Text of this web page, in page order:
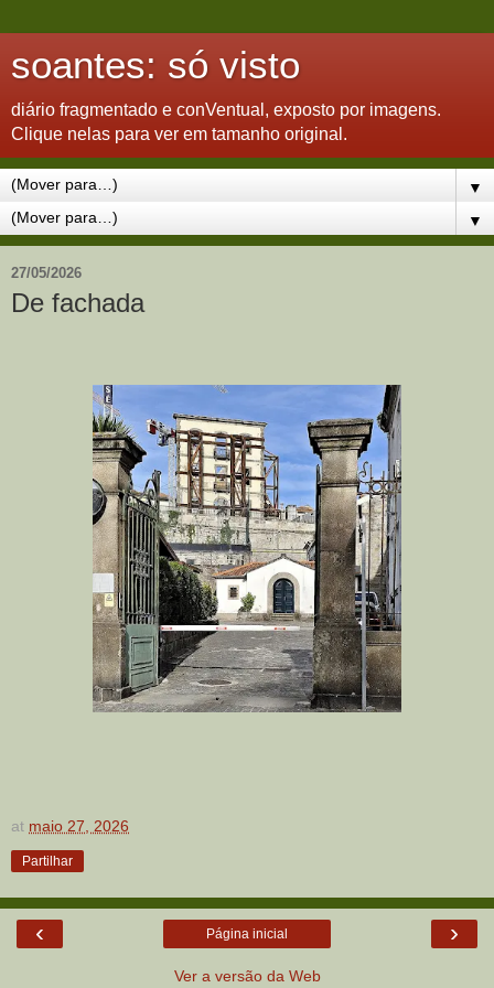
soantes: só visto
diário fragmentado e conVentual, exposto por imagens.
Clique nelas para ver em tamanho original.
▼
▼
27/05/2026
De fachada
at maio 27, 2026
Partilhar
‹ ›
Página inicial
Ver a versão da Web